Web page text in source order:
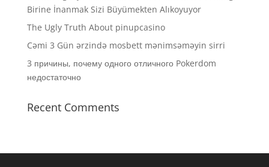
Birine İnanmak Sizi Büyümekten Alıkoyuyor
The Ugly Truth About pinupcasino
Cəmi 3 Gün ərzində mosbett mənimsəməyin sirri
3 причины, почему одного отличного Pokerdom
недостаточно
Recent Comments